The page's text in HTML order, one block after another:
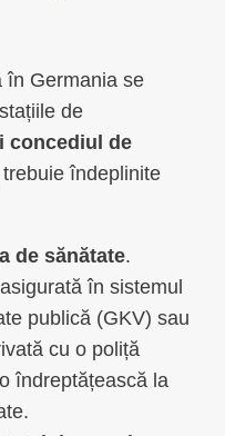
în Germania se
de
concediul de
trebuie îndeplinite
de sănătate.
în sistemul
publică (GKV) sau
cu o poliță
îndreptățească la